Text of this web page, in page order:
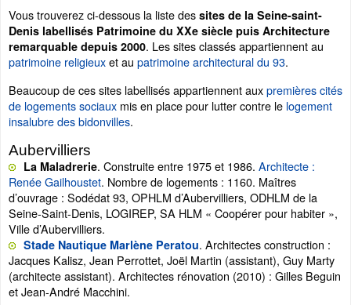
Vous trouverez ci-dessous la liste des sites de la Seine-saint-
Denis labellisés Patrimoine du XXe siècle puis Architecture
remarquable depuis 2000. Les sites classés appartiennent au
patrimoine religieuxet au patrimoine architectural du 93.
Beaucoup de ces sites labellisés appartiennent auxpremières cités
de logements sociaux mis en place pour lutter contre le logement
insalubre des bidonvilles.
Aubervilliers
La Maladrerie. Construite entre 1975 et 1986. Architecte :
Renée Gailhoustet. Nombre de logements : 1160. Maîtres
d’ouvrage : Sodédat 93, OPHLM d’Aubervilliers, ODHLM de la
Seine-Saint-Denis, LOGIREP, SA HLM « Coopérer pour habiter »,
Ville d’Aubervilliers.
Stade Nautique Marlène Peratou. Architectes construction :
Jacques Kalisz, Jean Perrottet, Joël Martin (assistant), Guy Marty
(architecte assistant). Architectes rénovation (2010) : Gilles Beguin
et Jean-André Macchini.